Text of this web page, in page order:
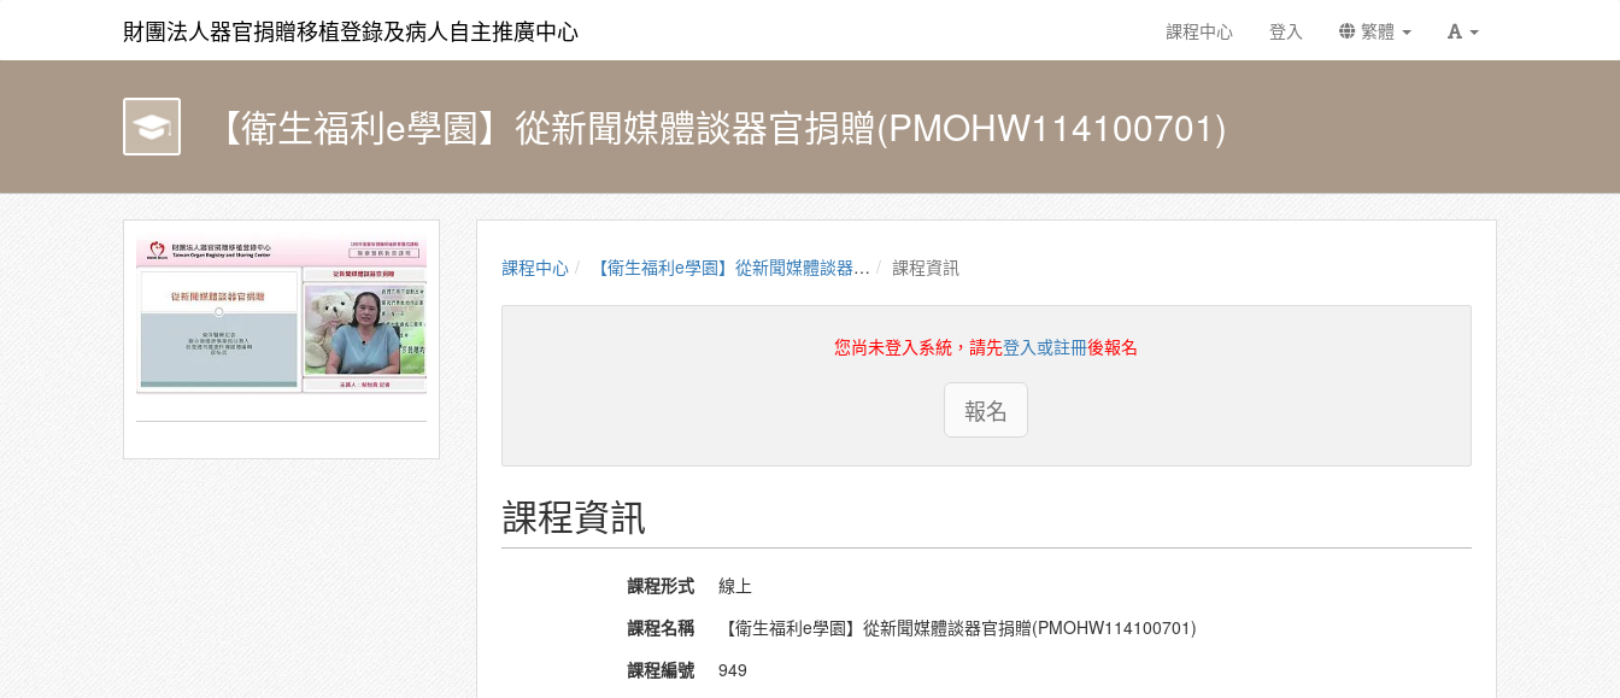
財團法人器官捐贈移植登錄及病人自主推廣中心 課程中心 登入 繁體
【衛生福利e學園】從新聞媒體談器官捐贈(PMOHW114100701)
課程中心 【衛生福利e學園】從新聞媒體談器官捐贈(PMOHW114100701) 課程資訊
您尚未登入系統，請先登入或註冊後報名
報名
課程資訊
課程形式
線上
課程名稱
【衛生福利e學園】從新聞媒體談器官捐贈(PMOHW114100701)
課程編號
949